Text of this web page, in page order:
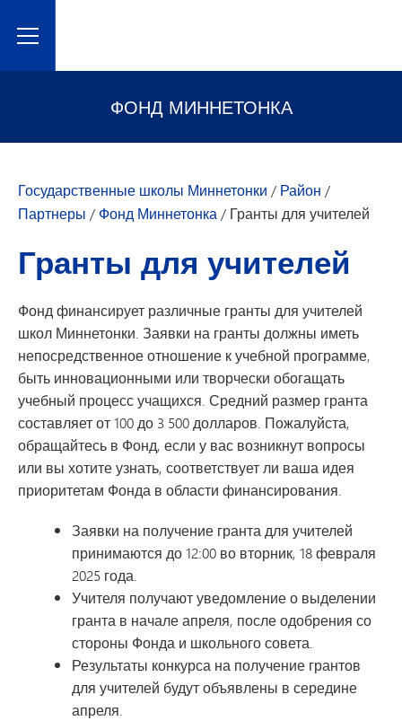
Toggle Menu
ФОНД МИННЕТОНКА
Государственные школы Миннетонки / Район /
Партнеры / Фонд Миннетонка/ Гранты для учителей
Гранты для учителей
Фонд финансирует различные гранты для учителей
школ Миннетонки. Заявки на гранты должны иметь
непосредственное отношение к учебной программе,
быть инновационными или творчески обогащать
учебный процесс учащихся. Средний размер гранта
составляет от 100 до 3 500 долларов. Пожалуйста,
обращайтесь в Фонд, если у вас возникнут вопросы
или вы хотите узнать, соответствует ли ваша идея
приоритетам Фонда в области финансирования.
Заявки на получение гранта для учителей
принимаются до 12:00 во вторник, 18 февраля
2025 года.
Учителя получают уведомление о выделении
гранта в начале апреля, после одобрения со
стороны Фонда и школьного совета.
Результаты конкурса на получение грантов
для учителей будут объявлены в середине
апреля.